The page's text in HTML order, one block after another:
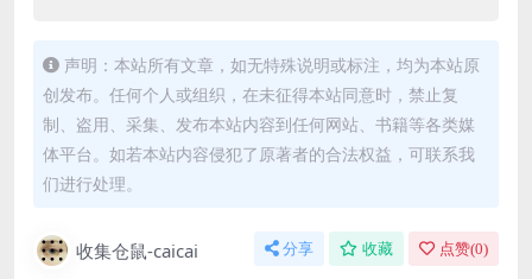
声明：本站所有文章，如无特殊说明或标注，均为本站原
创发布。任何个人或组织，在未征得本站同意时，禁止复
制、盗用、采集、发布本站内容到任何网站、书籍等各类媒
体平台。如若本站内容侵犯了原著者的合法权益，可联系我
们进行处理。
收集仓鼠-caicai 分享 收藏 点赞(0)